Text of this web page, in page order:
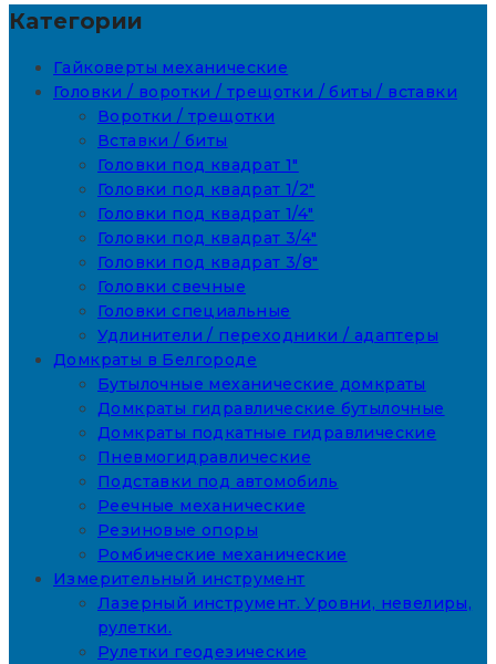
Категории
Гайковерты механические
Головки / воротки / трещотки / биты / вставки
Воротки / трещотки
Вставки / биты
Головки под квадрат 1"
Головки под квадрат 1/2"
Головки под квадрат 1/4"
Головки под квадрат 3/4"
Головки под квадрат 3/8"
Головки свечные
Головки специальные
Удлинители / переходники / адаптеры
Домкраты в Белгороде
Бутылочные механические домкраты
Домкраты гидравлические бутылочные
Домкраты подкатные гидравлические
Пневмогидравлические
Подставки под автомобиль
Реечные механические
Резиновые опоры
Ромбические механические
Измерительный инструмент
Лазерный инструмент. Уровни, невелиры,
рулетки.
Рулетки геодезические